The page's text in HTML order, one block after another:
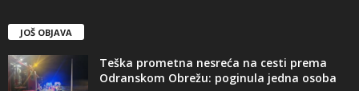
JOŠ OBJAVA
Teška prometna nesreća na cesti prema
Odranskom Obrežu: poginula jedna osoba